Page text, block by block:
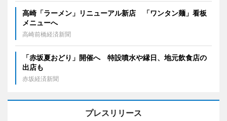
高崎「ラーメン」リニューアル新店 「ワンタン麺」看板
メニューへ
高崎前橋経済新聞
「赤坂夏おどり」開催へ 特設噴水や縁日、地元飲食店の
出店も
赤坂経済新聞
プレスリリース